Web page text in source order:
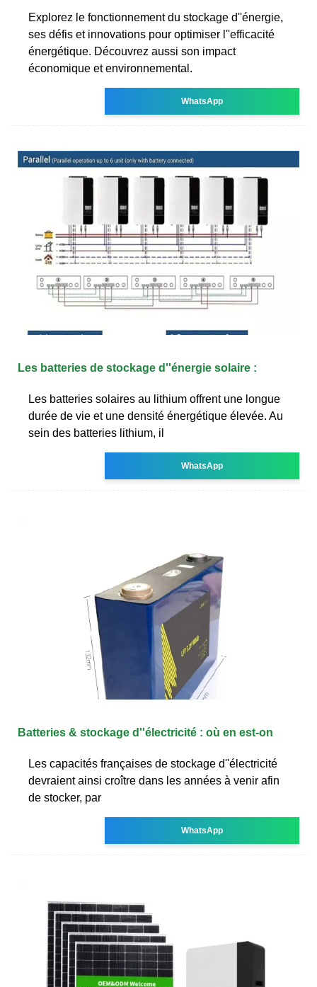
Explorez le fonctionnement du stockage d''énergie,
ses défis et innovations pour optimiser l''efficacité
énergétique. Découvrez aussi son impact
économique et environnemental.
WhatsApp
Les batteries de stockage d''énergie solaire :
Les batteries solaires au lithium offrent une longue
durée de vie et une densité énergétique élevée. Au
sein des batteries lithium, il
WhatsApp
Batteries & stockage d''électricité : où en est-on
Les capacités françaises de stockage d''électricité
devraient ainsi croître dans les années à venir afin
de stocker, par
WhatsApp